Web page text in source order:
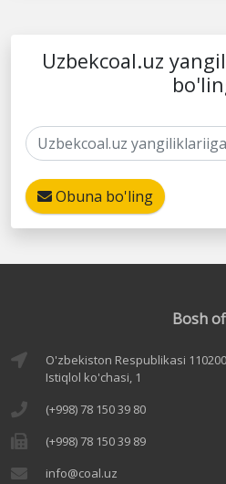
Uzbekcoal.uz
Obuna bo'ling
Bosh
O'zbekiston Respublikasi
Istiqlol ko'chasi, 1
(+998) 78 150 39 80
(+998) 78 150 39 89
info@coal.uz